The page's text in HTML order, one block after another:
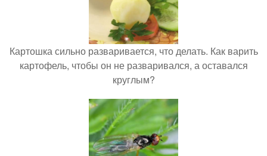
Картошка сильно разваривается, что делать. Как варить
картофель, чтобы он не разваривался, а оставался
круглым?